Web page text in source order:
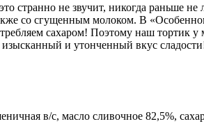
странно не звучит, никогда раньше
со сгущенным молоком. В
сахаром! Поэтому наш тортик
и утонченный вкус
в/с, масло сливочное 82,5%,